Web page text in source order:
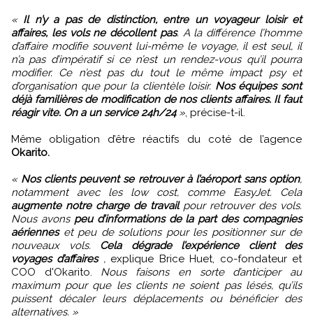
« Il n’y a pas de distinction, entre un voyageur loisir et
affaires, les vols ne décollent pas. A la différence l’homme
d’affaire modifie souvent lui-même le voyage, il est seul, il
n’a pas d’impératif si ce n’est un rendez-vous qu’il pourra
modifier. Ce n’est pas du tout le même impact psy et
d’organisation que pour la clientèle loisir. Nos équipes sont
déjà familières de modification de nos clients affaires. Il faut
réagir vite. On a un service 24h/24», précise-t-il.
Même obligation d’être réactifs du coté de l’agence
Okarito.
« Nos clients peuvent se retrouver à l’aéroport sans option,
notamment avec les low cost, comme EasyJet. Cela
augmente notre charge de travail pour retrouver des vols.
Nous avons peu d’informations de la part des compagnies
aérienneset peu de solutions pour les positionner sur de
nouveaux vols. Cela dégrade l’expérience client des
voyages d’affaires,explique Brice Huet, co-fondateur et
COO d'Okarito. Nous faisons en sorte d’anticiper au
maximum pour que les clients ne soient pas lésés, qu’ils
puissent décaler leurs déplacements ou bénéficier des
alternatives. »